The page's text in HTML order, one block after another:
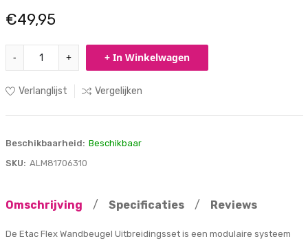
€49,95
- + + In Winkelwagen
Verlanglijst Vergelijken
Beschikbaarheid: Beschikbaar
SKU: ALM81706310
Omschrijving / Specificaties / Reviews
De Etac Flex Wandbeugel Uitbreidingsset is een modulaire systeem